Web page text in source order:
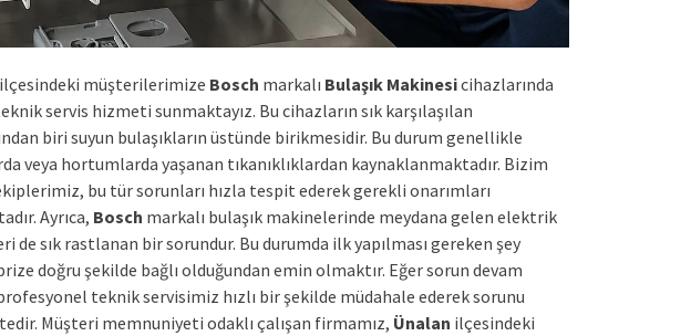
ilçesindeki müşterilerimize Bosch markalı Bulaşık Makinesicihazlarında
servis hizmeti sunmaktayız. Bu cihazların sık karşılaşılan
biri suyun bulaşıkların üstünde birikmesidir. Bu durum genellikle
veya hortumlarda yaşanan tıkanıklıklardan kaynaklanmaktadır. Bizim
bu tür sorunları hızla tespit ederek gerekli onarımları
Ayrıca, Bosch markalı bulaşık makinelerinde meydana gelen elektrik
de sık rastlanan bir sorundur. Bu durumda ilk yapılması gereken şey
doğru şekilde bağlı olduğundan emin olmaktır. Eğer sorun devam
teknik servisimiz hızlı bir şekilde müdahale ederek sorunu
Müşteri memnuniyeti odaklı çalışan firmamız, Ünalan ilçesindeki